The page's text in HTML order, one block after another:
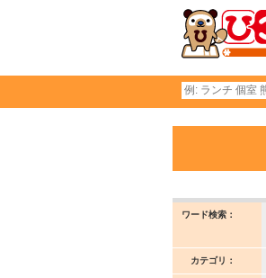
ワード検索：
カテゴリ：